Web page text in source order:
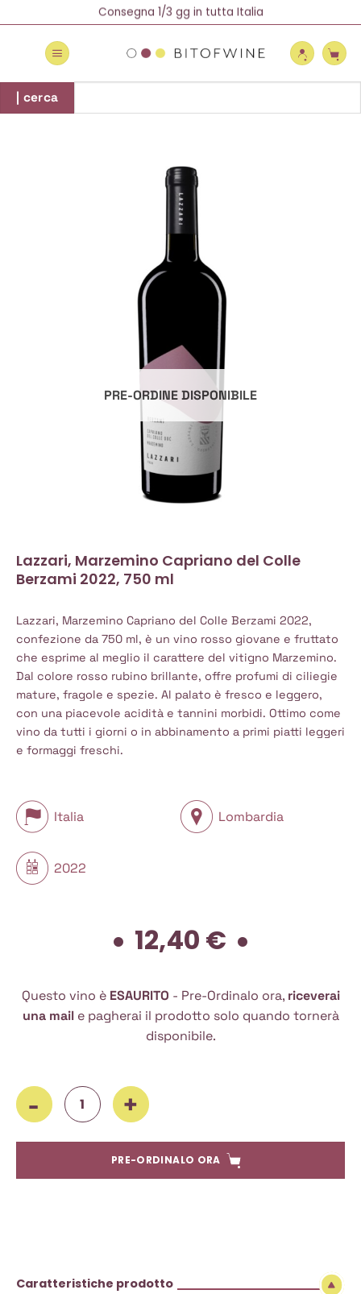
ai
contenuti
Spedizione Gratuita oltre 69 €
Consegna 1/3 gg in tutta Italia
Newsletter = 5% di Sconto!
| cerca
PRE-ORDINE DISPONIBILE
Lazzari, Marzemino Capriano del Colle
Berzami 2022, 750 ml
Lazzari, Marzemino Capriano del Colle Berzami 2022,
confezione da 750 ml, è un vino rosso giovane e fruttato
che esprime al meglio il carattere del vitigno Marzemino.
Dal colore rosso rubino brillante, offre profumi di ciliegie
mature, fragole e spezie. Al palato è fresco e leggero,
con una piacevole acidità e tannini morbidi. Ottimo come
vino da tutti i giorni o in abbinamento a primi piatti leggeri
e formaggi freschi.
Italia Lombardia
2022
12,40 €
Questo vino è ESAURITO - Pre-Ordinalo ora, riceverai
una maile pagherai il prodotto solo quando tornerà
disponibile.
Lazzari, Marzemino Capriano del Colle Berzami 2022, 750 ml
PRE-ORDINALO ORA
Caratteristiche prodotto